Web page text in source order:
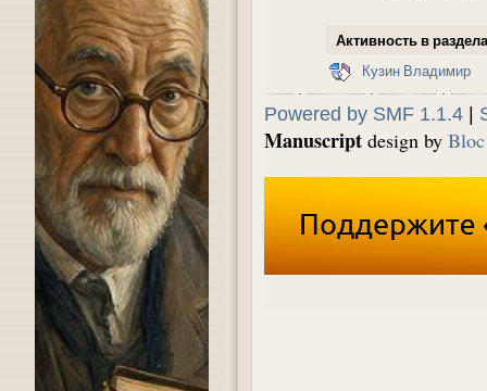
Активность в
Кузин Владимир
Powered by SMF 1.1.4 |
Manuscript design by Bloc